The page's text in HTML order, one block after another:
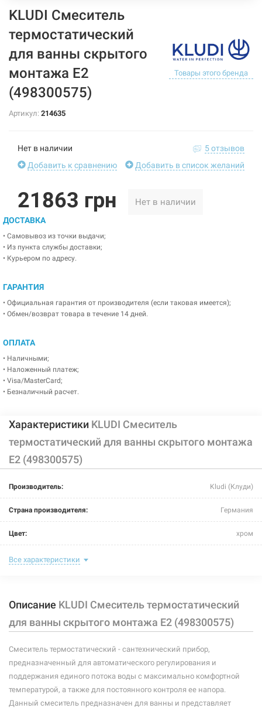
KLUDI Смеситель
термостатический
для ванны скрытого
монтажа E2
(498300575)
Товары этого бренда
Артикул: 214635
Нет в наличии
5 отзывов
Добавить к сравнению
Добавить в список желаний
21863 грн Нет в наличии
ДОСТАВКА
• Самовывоз из точки выдачи;
• Из пункта службы доставки;
• Курьером по адресу.
ГАРАНТИЯ
• Официальная гарантия от производителя (если таковая имеется);
• Обмен/возврат товара в течение 14 дней.
ОПЛАТА
• Наличными;
• Наложенный платеж;
• Visa/MasterCard;
• Безналичный расчет.
Характеристики KLUDI Смеситель
термостатический для ванны скрытого монтажа
E2 (498300575)
Производитель: Kludi (Клуди)
Страна производителя: Германия
Цвет: хром
Способ монтажа:
Тип крепления: винты
Размер картриджа:
Назначение смесителя:
Тип смесителя (крана): термостатический
Все характеристики
Описание KLUDI Смеситель термостатический
для ванны скрытого монтажа E2 (498300575)
Смеситель термостатический - сантехнический прибор,
предназначенный для автоматического регулирования и
поддержания единого потока воды с максимально комфортной
температурой, а также для постоянного контроля ее напора.
Данный смеситель предназначен для ванны и представляет